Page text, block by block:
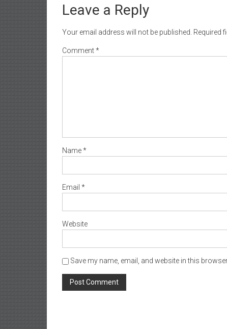
Leave a Reply
Your email address will not be published. Required
Comment*
Name*
Email *
Website
Save my name, email, and website in this